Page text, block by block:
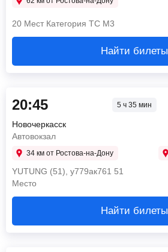
20 Мест Категория ТС М3
Найти билеты
20:45 5 ч 35 мин
Новочеркасск
Автовокзал
34 км от Ростова-на-Дону
YUТUNG (51), у779ак761 51
Место
Найти билеты